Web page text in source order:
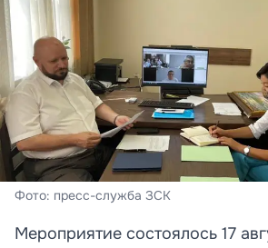
Фото: пресс-служба ЗСК
Мероприятие состоялось 17